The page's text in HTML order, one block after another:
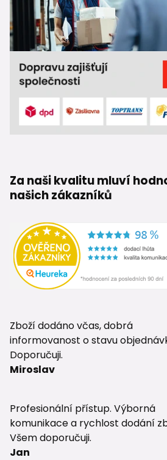
Za naši kvalitu mluví
našich zákazníků
Zboží dodáno včas, dobrá
informovanost o stavu
Doporučuji.
Miroslav
Profesionální přístup. Výborná
komunikace a rychlost dodání
Všem doporučuji.
Jan